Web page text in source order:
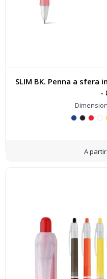
SLIM BK. Penna a sfera
-